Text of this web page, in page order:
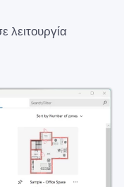
λειτουργία